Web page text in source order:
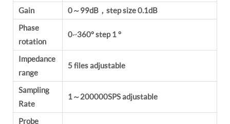
Gain
0～99dB，step size 0.1dB
Phase
rotation
0~360° step 1 °
Impedance
range
5 files adjustable
Sampling
Rate
1～200000SPS adjustable
Probe